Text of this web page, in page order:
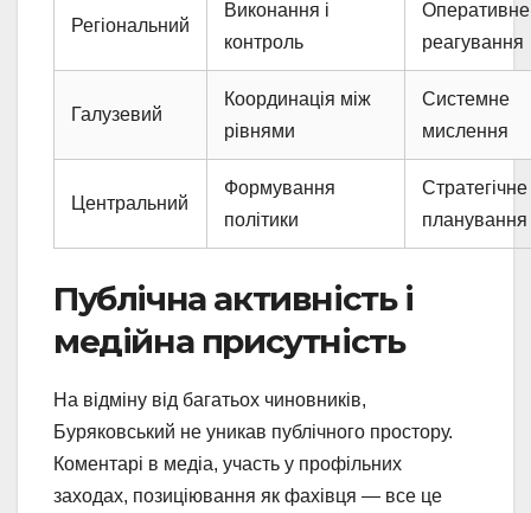
Регіональний
Виконання і
контроль
Оперативне
реагування
Галузевий
Координація між
рівнями
Системне
мислення
Центральний
Формування
політики
Стратегічне
планування
Публічна активність і
медійна присутність
На відміну від багатьох чиновників,
Буряковський не уникав публічного простору.
Коментарі в медіа, участь у профільних
заходах, позиціювання як фахівця — все це